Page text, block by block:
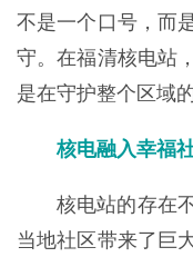
不是一个口号，而
守。在福清核电站
是在守护整个区域
核电融入幸福
核电站的存在
当地社区带来了巨